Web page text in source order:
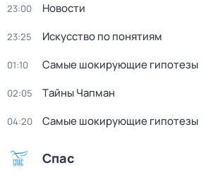
23:00 Новости
23:25 Искусство по понятиям
01:10 Самые шoкиpующие гипотезы
02:05 Тaйны Чапман
04:20 Самые шoкиpующие гипотезы
Спас